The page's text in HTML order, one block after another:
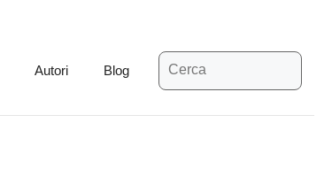
Autori Blog
Ricerca
per: